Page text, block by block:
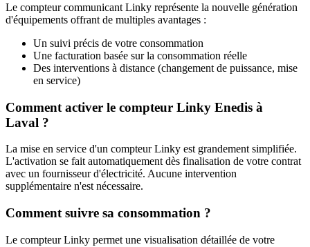
Le compteur communicant Linky représente la nouvelle génération
d'équipements offrant de multiples avantages :
Un suivi précis de votre consommation
Une facturation basée sur la consommation réelle
Des interventions à distance (changement de puissance, mise
en service)
Comment activer le compteur Linky Enedis à
Laval ?
La mise en service d'un compteur Linky est grandement simplifiée.
L'activation se fait automatiquement dès finalisation de votre contrat
avec un fournisseur d'électricité. Aucune intervention
supplémentaire n'est nécessaire.
Comment suivre sa consommation ?
Le compteur Linky permet une visualisation détaillée de votre